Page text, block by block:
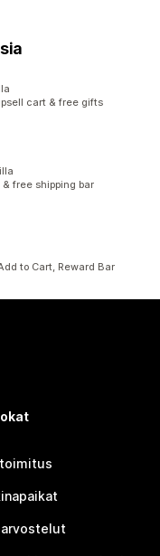
cart & free gifts
free shipping bar
to Cart, Reward Bar